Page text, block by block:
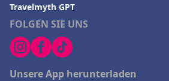
FOLGEN SIE UNS
Unsere App herunterladen
Travelmyth GPT